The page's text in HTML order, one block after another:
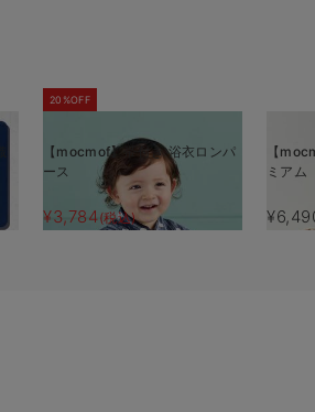
20%OFF
【mocmof】帯付き 浴衣ロンパ
ース
¥3,784(税込)
【
ミア